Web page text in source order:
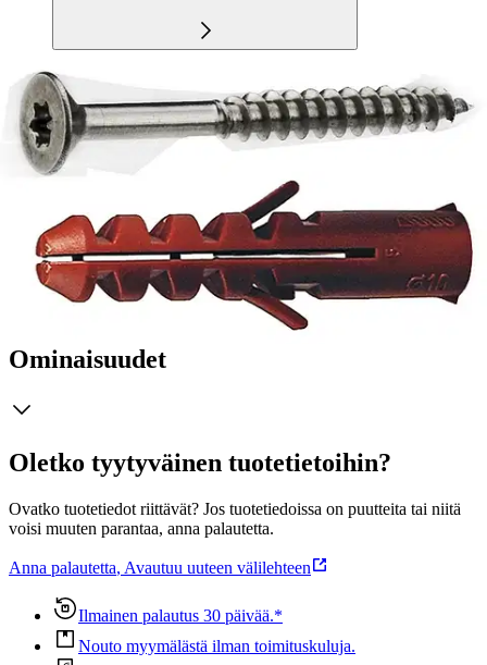
Tuotekuvaus
Sähkösinkitty uppokanta yleisruuvi + Nylontulppa; Kiinnittäminen
koviin alustoihihin kuten betoni; Poraa 10 mm reikä tulpalle; Sisätila
käyttöön; Soveltuu erilaisten rakennuslevyjen, puutavaran, muovien,
peltien kiinnittämiseen; TORX-kanta antaa hyvän vääntöpidon.
Ominaisuudet
Oletko tyytyväinen tuotetietoihin?
Ovatko tuotetiedot riittävät? Jos tuotetiedoissa on puutteita tai niitä
voisi muuten parantaa, anna palautetta.
Anna palautetta, Avautuu uuteen välilehteen
Ilmainen palautus 30 päivää.*
Nouto myymälästä ilman toimituskuluja.